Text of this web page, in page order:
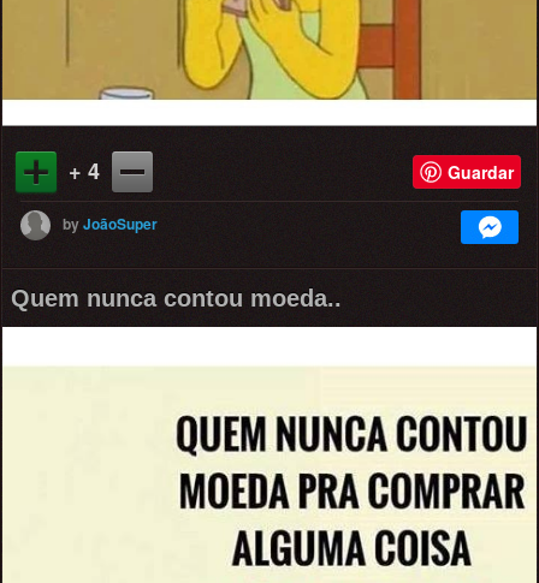
+ 4 Guardar
byJoãoSuper
Quem nunca contou moeda..